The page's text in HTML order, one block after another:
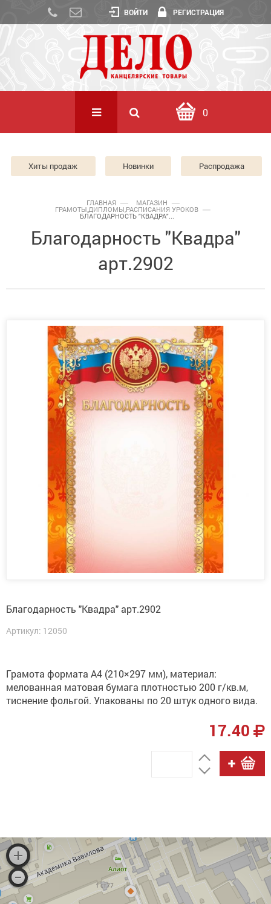
ВОЙТИ РЕГИСТРАЦИЯ
0
Хиты продаж Новинки Распродажа
ГЛАВНАЯ МАГАЗИН
ГРАМОТЫ,ДИПЛОМЫ,РАСПИСАНИЯ УРОКОВ
БЛАГОДАРНОСТЬ "КВАДРА"...
Благодарность "Квадра"
арт.2902
Благодарность "Квадра" арт.2902
Артикул: 12050
Грамота формата А4 (210×297 мм), материал:
мелованная матовая бумага плотностью 200 г/кв.м,
тиснение фольгой. Упакованы по 20 штук одного вида.
17.40